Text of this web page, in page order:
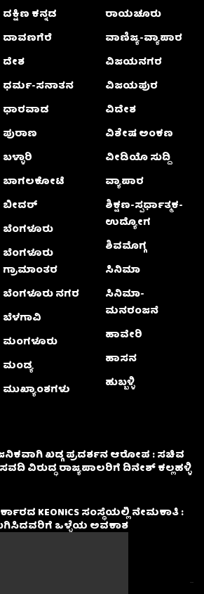
ದಕ್ಷಿಣ ಕನ್ನಡ
ದಾವಣಗೆರೆ
ದೇಶ
ಧರ್ಮ-ಸನಾತನ
ಧಾರವಾಡ
ಪುರಾಣ
ಬಳ್ಳಾರಿ
ಬಾಗಲಕೋಟೆ
ಬೀದರ್
ಬೆಂಗಳೂರು
ಬೆಂಗಳೂರು
ಗ್ರಾಮಾಂತರ
ಬೆಂಗಳೂರು ನಗರ
ಬೆಳಗಾವಿ
ಮಂಗಳೂರು
ಮಂಡ್ಯ
ಮುಖ್ಯಾಂಶಗಳು
ರಾಯಚೂರು
ವಾಣಿಜ್ಯ-ವ್ಯಾಪಾರ
ವಿಜಯನಗರ
ವಿಜಯಪುರ
ವಿದೇಶ
ವಿಶೇಷ ಅಂಕಣ
ವೀಡಿಯೊ ಸುದ್ದಿ
ವ್ಯಾಪಾರ
ಶಿಕ್ಷಣ-ಸ್ಪರ್ಧಾತ್ಮಕ-
ಉದ್ಯೋಗ
ಶಿವಮೊಗ್ಗ
ಸಿನಿಮಾ
ಸಿನಿಮಾ-
ಮನರಂಜನೆ
ಹಾವೇರಿ
ಹಾಸನ
ಹುಬ್ಬಳ್ಳಿ
ಖಡ್ಗ ಪ್ರದರ್ಶನ ಆರೋಪ : ಸಚಿವ
ವಿರುದ್ಧ ರಾಜ್ಯಪಾಲರಿಗೆ ದಿನೇಶ್‌ ಕಲ್ಲಹಳ್ಳಿ
KEONICS ಸಂಸ್ಥೆಯಲ್ಲಿ ನೇಮಕಾತಿ :
ಒಳ್ಳೆಯ ಅವಕಾಶ